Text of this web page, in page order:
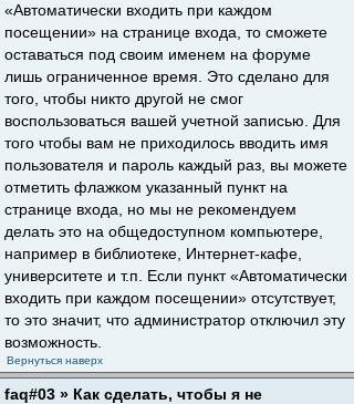
«Автоматически входить при каждом
посещении» на странице входа, то сможете
оставаться под своим именем на форуме
лишь ограниченное время. Это сделано для
того, чтобы никто другой не смог
воспользоваться вашей учетной записью. Для
того чтобы вам не приходилось вводить имя
пользователя и пароль каждый раз, вы можете
отметить флажком указанный пункт на
странице входа, но мы не рекомендуем
делать это на общедоступном компьютере,
например в библиотеке, Интернет-кафе,
университете и т.п. Если пункт «Автоматически
входить при каждом посещении» отсутствует,
то это значит, что администратор отключил эту
возможность.
Вернуться наверх
faq#03 » Как сделать, чтобы я не